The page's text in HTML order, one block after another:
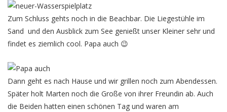
Zum Schluss gehts noch in die Beachbar. Die Liegestühle im
Sand und den Ausblick zum See genießt unser Kleiner sehr und
findet es ziemlich cool. Papa auch 😉
Dann geht es nach Hause und wir grillen noch zum Abendessen.
Später holt Marten noch die Große von ihrer Freundin ab. Auch
die Beiden hatten einen schönen Tag und waren am